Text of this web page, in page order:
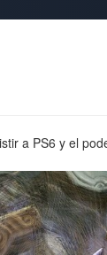
a PS6 y el